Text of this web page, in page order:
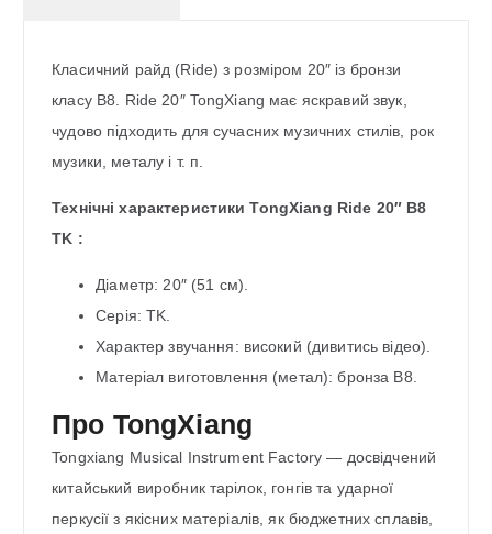
Класичний райд (Ride) з розміром 20″ із бронзи
класу B8. Ride 20″ TongXiang має яскравий звук,
чудово підходить для сучасних музичних стилів, рок
музики, металу і т. п.
Технічні характеристики TongXiang Ride 20″ B8
TK :
Діаметр: 20″ (51 см).
Серія: TK.
Характер звучання: високий (дивитись відео).
Матеріал виготовлення (метал): бронза B8.
Про TongXiang
Tongxiang Musical Instrument Factory — досвідчений
китайський виробник тарілок, гонгів та ударної
перкусії з якісних матеріалів, як бюджетних сплавів,